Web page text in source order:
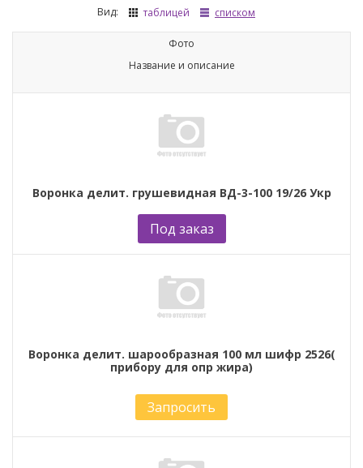
Вид:
таблицей списком
Фото
Название и описание
Воронка делит. грушевидная ВД-3-100 19/26 Укр
Под заказ
Воронка делит. шарообразная 100 мл шифр 2526(
прибору для опр жира)
Запросить